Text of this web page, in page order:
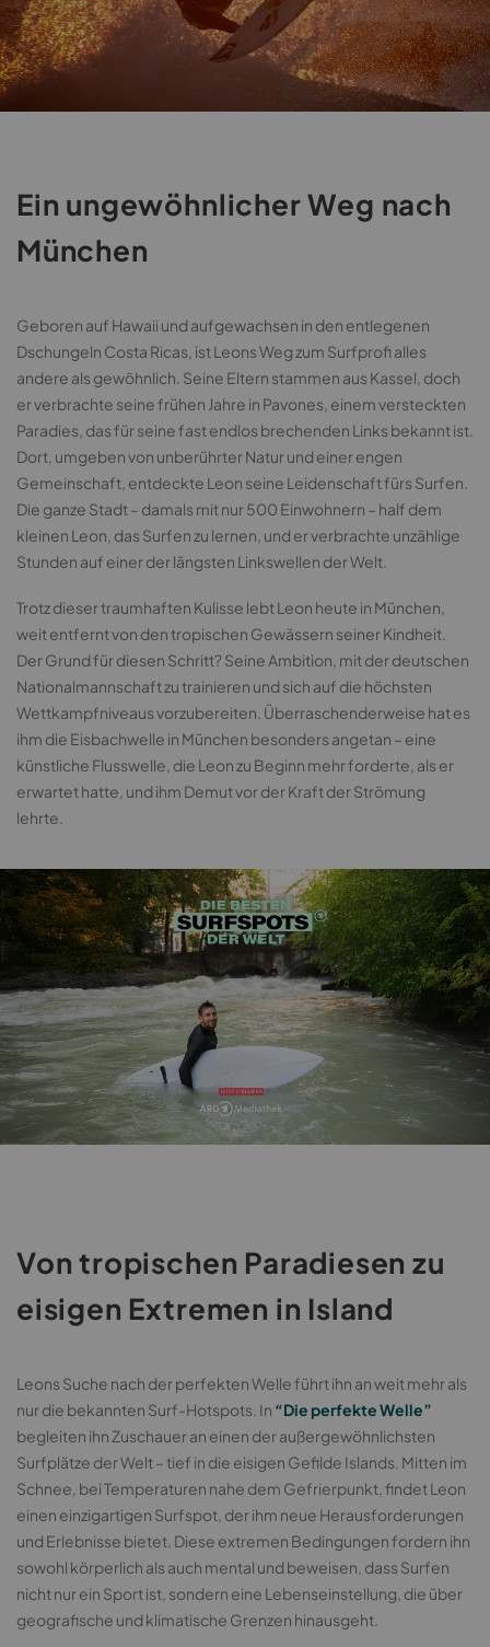
Ein ungewöhnlicher Weg nach
München
Geboren auf Hawaii und aufgewachsen in den entlegenen
Dschungeln Costa Ricas, ist Leons Weg zum Surfprofi alles
andere als gewöhnlich. Seine Eltern stammen aus Kassel, doch
er verbrachte seine frühen Jahre in Pavones, einem versteckten
Paradies, das für seine fast endlos brechenden Links bekannt ist.
Dort, umgeben von unberührter Natur und einer engen
Gemeinschaft, entdeckte Leon seine Leidenschaft fürs Surfen.
Die ganze Stadt – damals mit nur 500 Einwohnern – half dem
kleinen Leon, das Surfen zu lernen, und er verbrachte unzählige
Stunden auf einer der längsten Linkswellen der Welt.
Trotz dieser traumhaften Kulisse lebt Leon heute in München,
weit entfernt von den tropischen Gewässern seiner Kindheit.
Der Grund für diesen Schritt? Seine Ambition, mit der deutschen
Nationalmannschaft zu trainieren und sich auf die höchsten
Wettkampfniveaus vorzubereiten. Überraschenderweise hat es
ihm die Eisbachwelle in München besonders angetan – eine
künstliche Flusswelle, die Leon zu Beginn mehr forderte, als er
erwartet hatte, und ihm Demut vor der Kraft der Strömung
lehrte.
Von tropischen Paradiesen zu
eisigen Extremen in Island
Leons Suche nach der perfekten Welle führt ihn an weit mehr als
nur die bekannten Surf-Hotspots. In “Die perfekte Welle”
begleiten ihn Zuschauer an einen der außergewöhnlichsten
Surfplätze der Welt – tief in die eisigen Gefilde Islands. Mitten im
Schnee, bei Temperaturen nahe dem Gefrierpunkt, findet Leon
einen einzigartigen Surfspot, der ihm neue Herausforderungen
und Erlebnisse bietet. Diese extremen Bedingungen fordern ihn
sowohl körperlich als auch mental und beweisen, dass Surfen
nicht nur ein Sport ist, sondern eine Lebenseinstellung, die über
geografische und klimatische Grenzen hinausgeht.